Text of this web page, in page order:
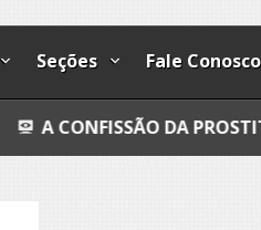
Seções Fale Conosco
DA PROSTITUTA I